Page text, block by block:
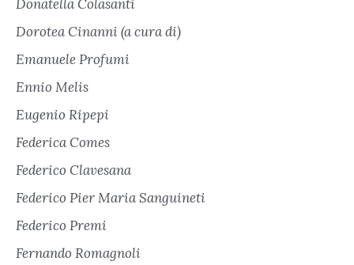
Donatella Colasanti
Dorotea Cinanni (a cura di)
Emanuele Profumi
Ennio Melis
Eugenio Ripepi
Federica Comes
Federico Clavesana
Federico Pier Maria Sanguineti
Federico Premi
Fernando Romagnoli